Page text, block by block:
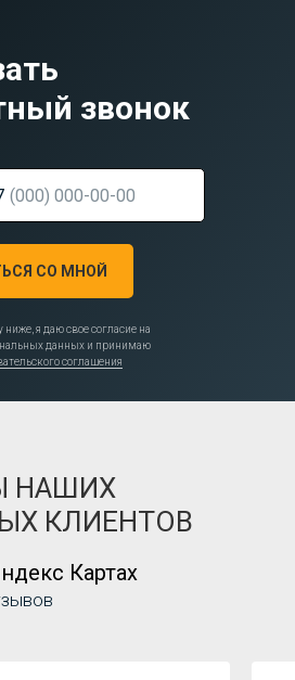
звонок
СО МНОЙ
я даю свое согласие на
данных и принимаю
соглашения
Картах
НАШИХ
КЛИЕНТОВ